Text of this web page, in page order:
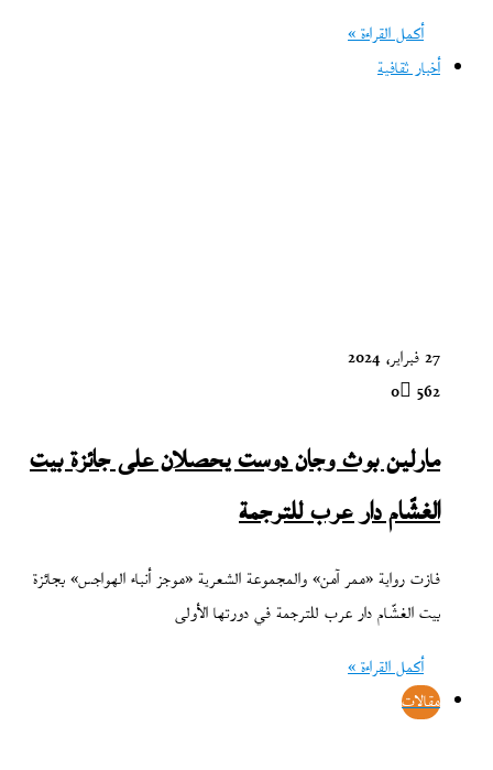
أكمل القراءة »
أخبار ثقافية
27 فبراير، 2024
0 562
مارلين بوث وجان دوست يحصلان على جائزة بيت
الغشّام دار عرب للترجمة
فازت رواية «ممر آمن» والمجموعة الشعرية «موجز أنباء الهواجس» بجائزة
بيت الغشّام دار عرب للترجمة في دورتها الأولى
أكمل القراءة »
مقالات